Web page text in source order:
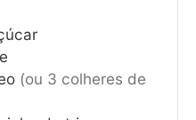
(ou 3 colheres de